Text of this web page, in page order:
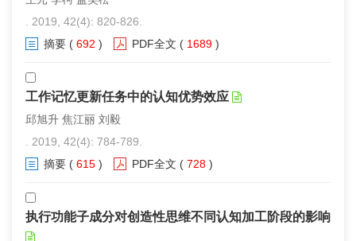
. 2019, 42(4): 820-826.
摘要 ( 692 ) PDF全文 ( 1689 )
工作记忆更新任务中的认知优势效应
邱旭升 焦江丽 刘毅
. 2019, 42(4): 784-789.
摘要 ( 615 ) PDF全文 ( 728 )
执行功能子成分对创造性思维不同认知加工阶段的影响